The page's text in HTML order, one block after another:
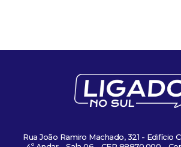
Rua João Ramiro Machado, 321 - Edifício